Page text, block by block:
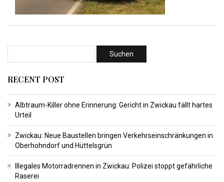
RECENT POST
Albtraum-Killer ohne Erinnerung: Gericht in Zwickau fällt hartes
Urteil
Zwickau: Neue Baustellen bringen Verkehrseinschränkungen in
Oberhohndorf und Hüttelsgrün
Illegales Motorradrennen in Zwickau: Polizei stoppt gefährliche
Raserei